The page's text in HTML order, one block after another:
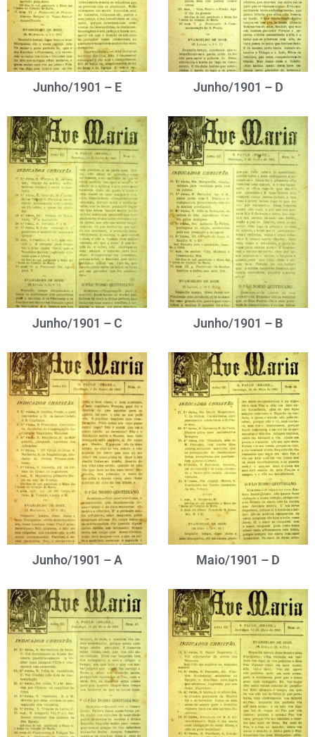
Junho/1901 – E Junho/1901 – D
Junho/1901 – C Junho/1901 – B
Junho/1901 – A Maio/1901 – D